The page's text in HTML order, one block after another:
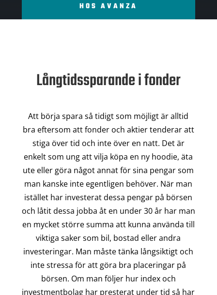
HOS AVANZA
Långtidssparande i fonder
Att börja spara så tidigt som möjligt är alltid
bra eftersom att fonder och aktier tenderar att
stiga över tid och inte över en natt. Det är
enkelt som ung att vilja köpa en ny hoodie, äta
ute eller göra något annat för sina pengar som
man kanske inte egentligen behöver. När man
istället har investerat dessa pengar på börsen
och låtit dessa jobba åt en under 30 år har man
en mycket större summa att kunna använda till
viktiga saker som bil, bostad eller andra
investeringar. Man måste tänka långsiktigt och
inte stressa för att göra bra placeringar på
börsen. Om man följer hur index och
investmentbolag har presterat under tid så har